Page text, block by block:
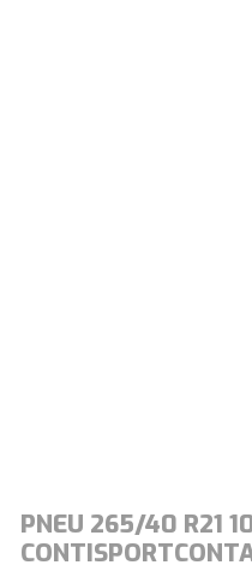
PNEU 265/40 R21